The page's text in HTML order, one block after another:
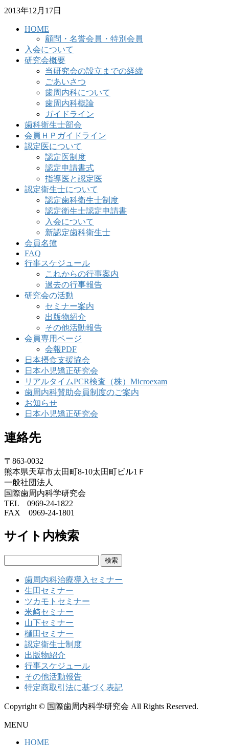
2013年12月17日
HOME
顧問・名誉会員・特別会員
入会について
研究会概要
当研究会の設立までの経緯
ごあいさつ
歯周内科について
歯周内科概論
ガイドライン
歯科衛生士部会
会員ＨＰガイドライン
認定医について
認定医制度
認定申請書式
指導医と認定医
認定衛生士について
認定歯科衛生士制度
認定衛生士認定申請書
入会について
新認定歯科衛生士
会員名簿
FAQ
行事スケジュール
これからの行事案内
過去の行事報告
研究会の活動
セミナー案内
出版物紹介
その他活動報告
会員専用ページ
会報PDF
日本摂食支援協会
日本小児矯正研究会
リアルタイムPCR検査（株）Microexam
歯周内科賛助会員制度のご案内
お知らせ
日本小児矯正研究会
連絡先
〒863-0032
熊本県天草市太田町8-10太田町ビル1Ｆ
一般社団法人
国際歯周内科学研究会
TEL 0969-24-1822
FAX 0969-24-1801
サイト内検索
歯周内科治療導入セミナー
生田セミナー
ツカモトセミナー
米﨑セミナー
山下セミナー
樋田セミナー
認定衛生士制度
出版物紹介
行事スケジュール
その他活動報告
特定商取引法に基づく表記
Copyright © 国際歯周内科学研究会 All Rights Reserved.
MENU
HOME